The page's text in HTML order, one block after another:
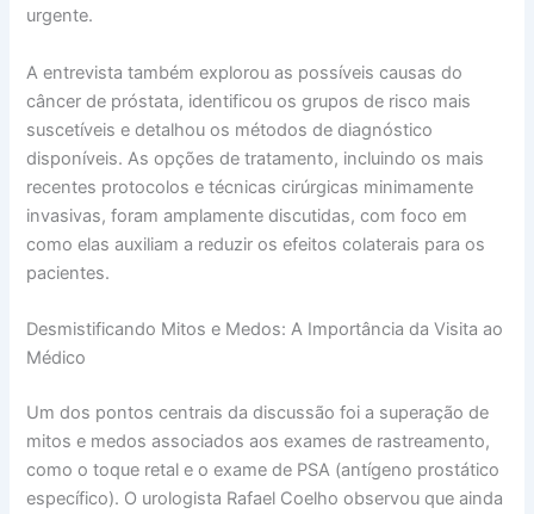
urgente.
A entrevista também explorou as possíveis causas do
câncer de próstata, identificou os grupos de risco mais
suscetíveis e detalhou os métodos de diagnóstico
disponíveis. As opções de tratamento, incluindo os mais
recentes protocolos e técnicas cirúrgicas minimamente
invasivas, foram amplamente discutidas, com foco em
como elas auxiliam a reduzir os efeitos colaterais para os
pacientes.
Desmistificando Mitos e Medos: A Importância da Visita ao
Médico
Um dos pontos centrais da discussão foi a superação de
mitos e medos associados aos exames de rastreamento,
como o toque retal e o exame de PSA (antígeno prostático
específico). O urologista Rafael Coelho observou que ainda